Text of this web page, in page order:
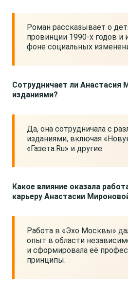
Роман рассказывает о
провинции 1990-х годов и
фоне социальных
Сотрудничает ли Анастасия
изданиями?
Да, она сотрудничала с
изданиями, включая
«Газета.Ru» и другие.
Какое влияние оказала
карьеру Анастасии
Работа в «Эхо Москвы»
опыт в области
и сформировала её
принципы.